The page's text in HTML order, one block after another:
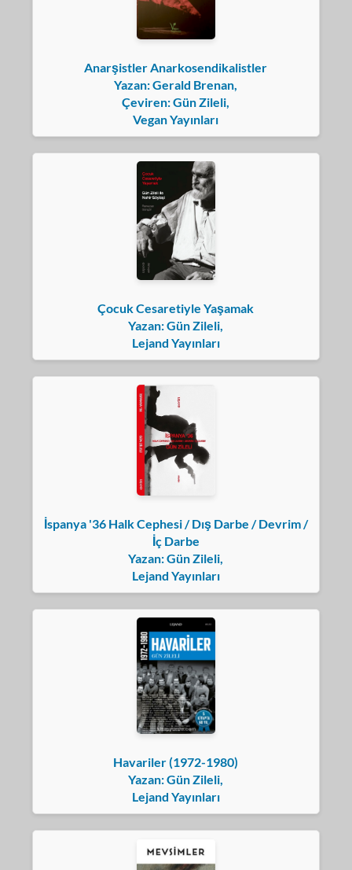
Anarşistler Anarkosendikalistler
Yazan: Gerald Brenan,
Çeviren: Gün Zileli,
Vegan Yayınları
Çocuk Cesaretiyle Yaşamak
Yazan: Gün Zileli,
Lejand Yayınları
İspanya '36 Halk Cephesi / Dış Darbe / Devrim /
İç Darbe
Yazan: Gün Zileli,
Lejand Yayınları
Havariler (1972-1980)
Yazan: Gün Zileli,
Lejand Yayınları